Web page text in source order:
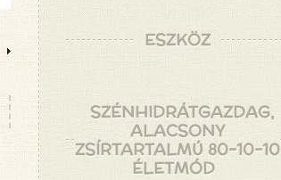
ESZKÖZ
SZÉNHIDRÁTGAZDAG,
ALACSONY
ZSÍRTARTALMÚ 80-10-10
ÉLETMÓD